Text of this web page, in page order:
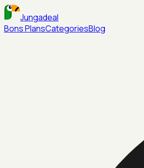
Jungadeal
Bons PlansCategoriesBlog